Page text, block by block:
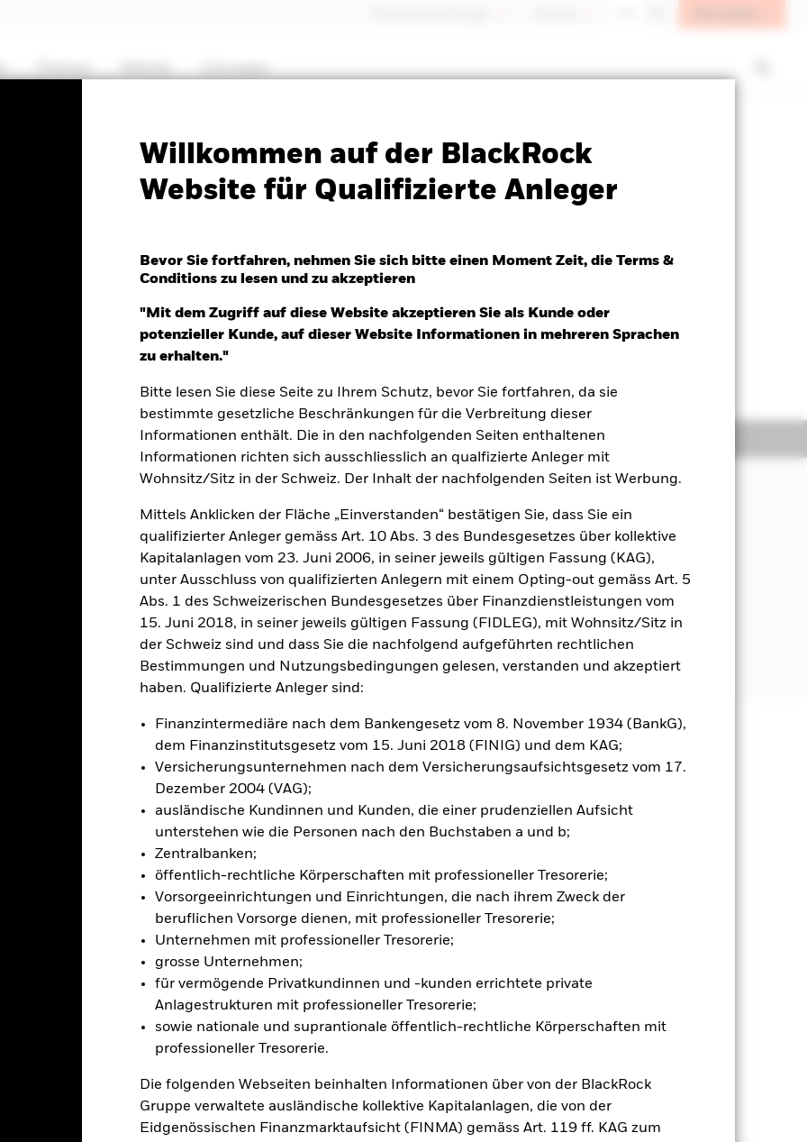
Willkommen auf der BlackRock
Website für Qualifizierte Anleger
Bevor Sie fortfahren, nehmen Sie sich bitte einen Moment Zeit, die Terms &
Conditions zu lesen und zu akzeptieren
"Mit dem Zugriff auf diese Website akzeptieren Sie als Kunde oder
potenzieller Kunde, auf dieser Website Informationen in mehreren Sprachen
zu erhalten."
Bitte lesen Sie diese Seite zu Ihrem Schutz, bevor Sie fortfahren, da sie
bestimmte gesetzliche Beschränkungen für die Verbreitung dieser
Informationen enthält. Die in den nachfolgenden Seiten enthaltenen
Informationen richten sich ausschliesslich an qualfizierte Anleger mit
Wohnsitz/Sitz in der Schweiz. Der Inhalt der nachfolgenden Seiten ist Werbung.
Mittels Anklicken der Fläche „Einverstanden“ bestätigen Sie, dass Sie ein
qualifizierter Anleger gemäss Art. 10 Abs. 3 des Bundesgesetzes über kollektive
Kapitalanlagen vom 23. Juni 2006, in seiner jeweils gültigen Fassung (KAG),
unter Ausschluss von qualifizierten Anlegern mit einem Opting-out gemäss Art. 5
Abs. 1 des Schweizerischen Bundesgesetzes über Finanzdienstleistungen vom
15. Juni 2018, in seiner jeweils gültigen Fassung (FIDLEG), mit Wohnsitz/Sitz in
der Schweiz sind und dass Sie die nachfolgend aufgeführten rechtlichen
Bestimmungen und Nutzungsbedingungen gelesen, verstanden und akzeptiert
haben. Qualifizierte Anleger sind:
Finanzintermediäre nach dem Bankengesetz vom 8. November 1934 (BankG),
dem Finanzinstitutsgesetz vom 15. Juni 2018 (FINIG) und dem KAG;
Versicherungsunternehmen nach dem Versicherungsaufsichtsgesetz vom 17.
Dezember 2004 (VAG);
ausländische Kundinnen und Kunden, die einer prudenziellen Aufsicht
unterstehen wie die Personen nach den Buchstaben a und b;
Zentralbanken;
öffentlich-rechtliche Körperschaften mit professioneller Tresorerie;
Vorsorgeeinrichtungen und Einrichtungen, die nach ihrem Zweck der
beruflichen Vorsorge dienen, mit professioneller Tresorerie;
Unternehmen mit professioneller Tresorerie;
grosse Unternehmen;
für vermögende Privatkundinnen und -kunden errichtete private
Anlagestrukturen mit professioneller Tresorerie;
sowie nationale und suprantionale öffentlich-rechtliche Körperschaften mit
professioneller Tresorerie.
Die folgenden Webseiten beinhalten Informationen über von der BlackRock
Gruppe verwaltete ausländische kollektive Kapitalanlagen, die von der
Eidgenössischen Finanzmarktaufsicht (FINMA) gemäss Art. 119 ff. KAG zum
Factsheet Verkaufsprospekt Herunterladen
Global Equity High
Eckdaten FondsManager Positionen Unterlagen
Ertrags auf Ihre Anlage an.
% seines Gesamtvermögens in Eigenkapitalinstrumenten (z. B. Aktien) an.
zu erreichen, investiert der Fonds in eine Vielzahl von Anlagestrategien und -instrumenten.
(d. h. mathematische oder statistische) Modelle einsetzen, um einen systematischen (d. h.
zu erzielen. Das bedeutet, dass Aktien auf der Grundlage ihres erwarteten Beitrags zur
von Risiko- und Transaktionskostenprognosen ausgewählt werden.
Der Wert der Anlagen und die daraus entstandenen Erträge sind nicht garantiert und
Anleger erhalten den ursprünglich investierten Betrag eventuell nicht zurück.
dieses Fonds setzen Derivate zur Absicherung des Währungsrisikos ein. Der Einsatz von
ein potenzielles Risiko der Ansteckung (auch unter der Bezeichnung „Spill-over-Effekt“) für andere
Verwaltungsgesellschaft des Fonds wird sicherstellen, dass angemessene Verfahren zur Minderung
vorhanden sind. Über das Drop-Down-Feld direkt unter dem Namen des Fonds können
Fonds anzeigen lassen. Die Anteilsklassen mit Währungsabsicherung sind durch den Begriff
gekennzeichnet. Eine vollständige Liste aller Anteilsklassen mit Währungsabsicherung ist zudem auf
tätigt, um Kosten zu senken, erhält der Fonds 62,5% des damit verbundenen erzielten Ertrags
BlackRock im Rahmen seiner Leihetätigkeit. Da die Ertragsaufteilung aus Wertpapierleihegeschäften
sind diese nicht in den laufenden Kosten enthalten.
Eckdaten FondsManager Positionen Unterlagen
Wertentwicklung